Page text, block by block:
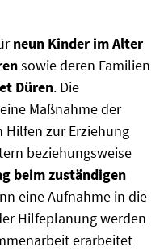
neun Kinder im Alter
sowie deren Familien
Düren. Die
Maßnahme der
zur Erziehung
beziehungsweise
beim zuständigen
eine Aufnahme in die
Hilfeplanung werden
erarbeitet